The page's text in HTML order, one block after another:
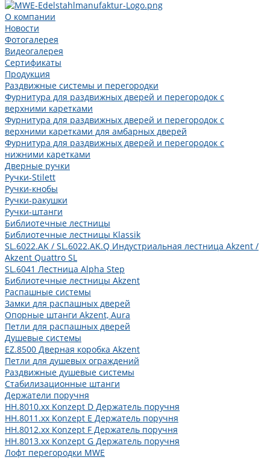
О компании
Новости
Фотогалерея
Видеогалерея
Сертификаты
Продукция
Раздвижные системы и перегородки
Фурнитура для раздвижных дверей и перегородок с
верхними каретками
Фурнитура для раздвижных дверей и перегородок с
верхними каретками для амбарных дверей
Фурнитура для раздвижных дверей и перегородок с
нижними каретками
Дверные ручки
Ручки-Stilett
Ручки-кнобы
Ручки-ракушки
Ручки-штанги
Библиотечные лестницы
Библиотечные лестницы Klassik
SL.6022.AK / SL.6022.AK.Q Индустриальная лестница Akzent /
Akzent Quattro SL
SL.6041 Лестница Alpha Step
Библиотечные лестницы Akzent
Распашные системы
Замки для распашных дверей
Опорные штанги Akzent, Aura
Петли для распашных дверей
Душевые системы
EZ.8500 Дверная коробка Akzent
Петли для душевых ограждений
Раздвижные душевые системы
Стабилизационные штанги
Держатели поручня
HH.8010.xx Konzept D Держатель поручня
HH.8011.xx Konzept E Держатель поручня
HH.8012.xx Konzept F Держатель поручня
HH.8013.xx Konzept G Держатель поручня
Лофт перегородки MWE